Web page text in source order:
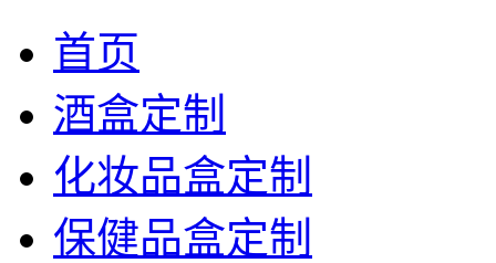
首页
酒盒定制
化妆品盒定制
保健品盒定制